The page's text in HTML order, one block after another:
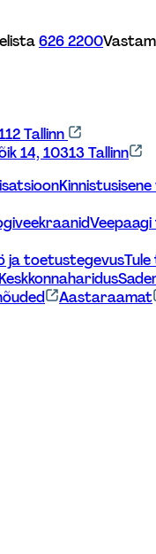
626 2200
Tallinn
14, 10313 Tallinn
Veepaagi
ja toetustegevus
Keskkonnaharidus
Aastaraamat